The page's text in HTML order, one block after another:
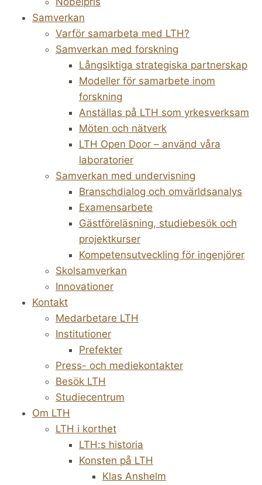
Samverkan
Varför samarbeta med LTH?
Samverkan med forskning
Långsiktiga strategiska partnerskap
Modeller för samarbete inom
forskning
Anställas på LTH som yrkesverksam
Möten och nätverk
LTH Open Door – använd våra
laboratorier
Samverkan med undervisning
Branschdialog och omvärldsanalys
Examensarbete
Gästföreläsning, studiebesök och
projektkurser
Kompetensutveckling för ingenjörer
Skolsamverkan
Innovationer
Kontakt
Medarbetare LTH
Institutioner
Prefekter
Press- och mediekontakter
Besök LTH
Studiecentrum
Om LTH
LTH i korthet
LTH:s historia
Konsten på LTH
Klas Anshelm